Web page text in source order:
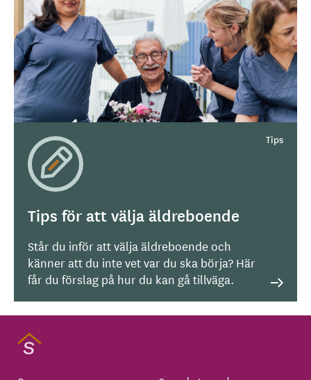
Tips för att välja äldreboende
Står du inför att välja äldreboende och
känner att du inte vet var du ska börja? Här
får du förslag på hur du kan gå tillväga.